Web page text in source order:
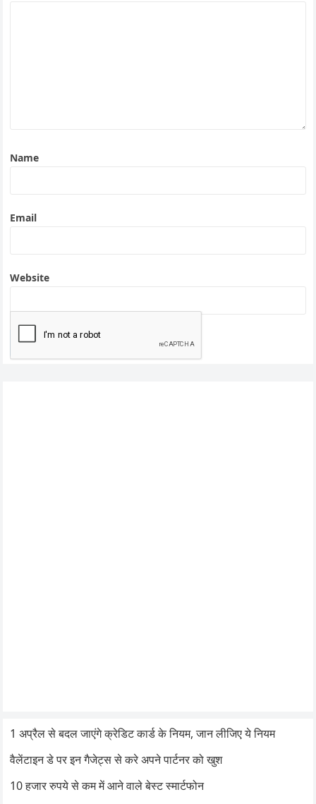
Name
Email
Website
1 अप्रैल से बदल जाएंगे क्रेडिट कार्ड के नियम, जान लीजिए ये नियम
वैलेंटाइन डे पर इन गैजेट्स से करे अपने पार्टनर को खुश
10 हजार रुपये से कम में आने वाले बेस्ट स्मार्टफोन